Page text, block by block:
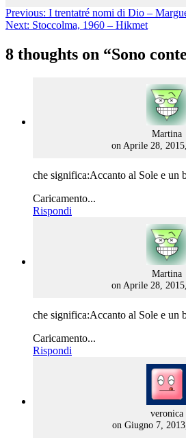
Previous: I trentatré nomi di Dio –
Next: Stoccolma, 1960 – Hikmet
8 thoughts on “Sono
Martina
on Aprile 28,
che significa:Accanto al Sole e un
Caricamento...
Rispondi
Martina
on Aprile 28,
che significa:Accanto al Sole e un
Caricamento...
Rispondi
veronica
on Giugno 7,